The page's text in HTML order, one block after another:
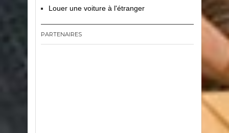
Louer une voiture à l'étranger
PARTENAIRES